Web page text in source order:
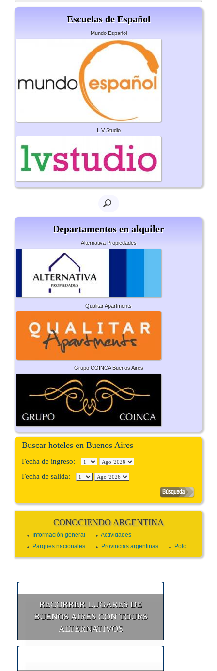
Escuelas de Español
Mundo Español
L V Studio
Departamentos en alquiler
Alternativa Propiedades
Qualitar Apartments
Grupo COINCA Buenos Aires
Buscar hoteles en Buenos Aires
Fecha de ingreso:
Fecha de salida:
CONOCIENDO ARGENTINA
Información general
Actividades
Parques nacionales
Provincias argentinas Polo
RECORRER LUGARES DE
BUENOS AIRES CON TOURS
ALTERNATIVOS